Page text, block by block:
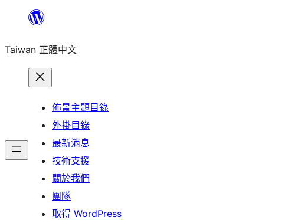
主
Taiwan 正體中文
佈景主題目錄
外掛目錄
最新消息
技術支援
關於我們
團隊
取得 WordPress